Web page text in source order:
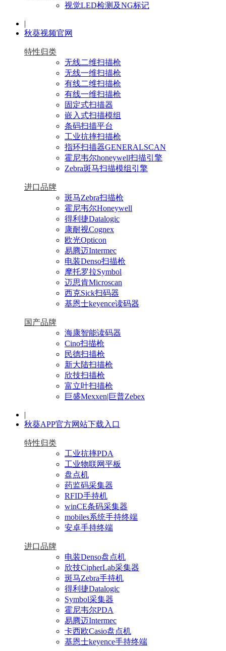
视觉LED检测及NG标记
|
秋葵视频官网
特性归类
无线二维扫描枪
无线一维扫描枪
有线二维扫描枪
有线一维扫描枪
固定式扫描器
嵌入式扫描模组
条码扫描平台
工业抗摔扫描枪
指环扫描器GENERALSCAN
霍尼韦尔honeywell扫描引擎
Zebra斑马扫描模组引擎
进口品牌
斑马Zebra扫描枪
霍尼韦尔Honeywell
得利捷Datalogic
康耐视Cognex
欧光Opticon
易腾迈Intermec
电装Denso扫描枪
摩托罗拉Symbol
迈思肯Microscan
西克Sick扫码器
基恩士keyence读码器
国产品牌
海康智能读码器
Cino扫描枪
民德扫描枪
新大陆扫描枪
欣技扫描枪
富立叶扫描枪
巨盛Mexxen|巨普Zebex
|
秋葵APP官方网站下载入口
特性归类
工业抗摔PDA
工业物联网平板
盘点机
药监码采集器
RFID手持机
winCE条码采集器
mobiles系统手持终端
安卓手持终端
进口品牌
电装Denso盘点机
欣技CipherLab采集器
斑马Zebra手持机
得利捷Datalogic
Symbol采集器
霍尼韦尔PDA
易腾迈Intermec
卡西欧Casio盘点机
基恩士keyence手持终端